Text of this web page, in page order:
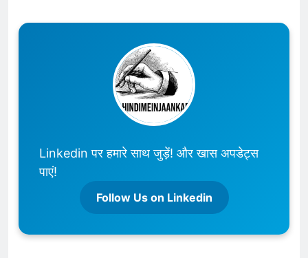
Linkedin पर हमारे साथ जुड़ें! और खास अपडेट्स
पाएं!
Follow Us on Linkedin